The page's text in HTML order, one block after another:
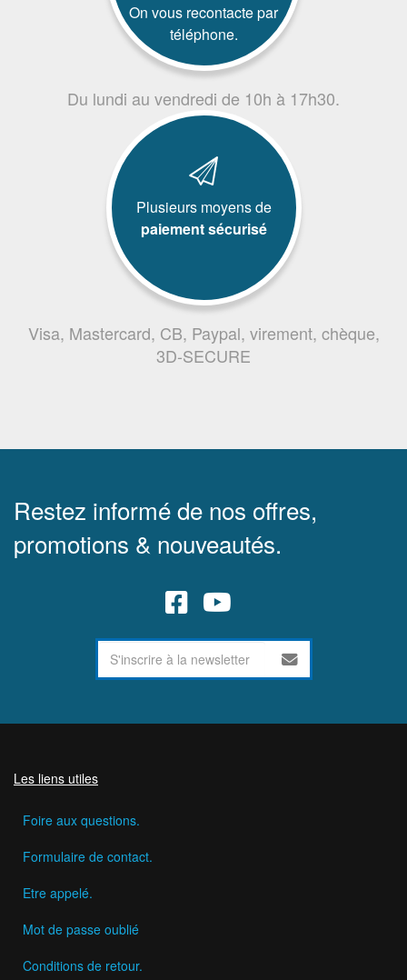
On vous recontacte par
téléphone.
Du lundi au vendredi de 10h à 17h30.
Plusieurs moyens de
paiement sécurisé
Visa, Mastercard, CB, Paypal, virement, chèque,
3D-SECURE
Restez informé de nos offres,
promotions & nouveautés.
Les liens utiles
Foire aux questions.
Formulaire de contact.
Etre appelé.
Mot de passe oublié
Conditions de retour.